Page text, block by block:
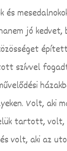
és
jó
szívvel
Volt, aki
tartott, volt,
volt, aki az